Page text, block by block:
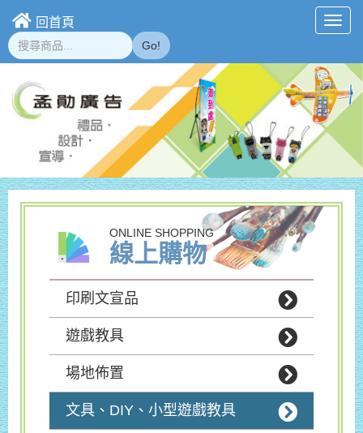
回首頁
Go!
ONLINE SHOPPING
線上購物
印刷文宣品
遊戲教具
場地佈置
文具、DIY、小型遊戲教具